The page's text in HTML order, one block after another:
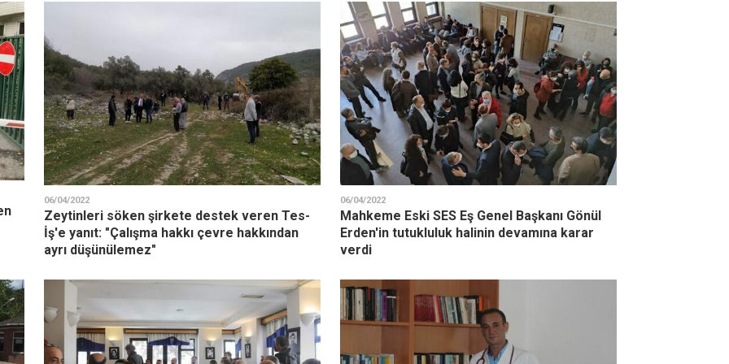
06/04/2022
Zeytinleri söken şirkete destek veren Tes-
İş'e yanıt: "Çalışma hakkı çevre hakkından
ayrı düşünülemez"
06/04/2022
Mahkeme Eski SES Eş Genel Başkanı Gönül
Erden'in tutukluluk halinin devamına karar
verdi